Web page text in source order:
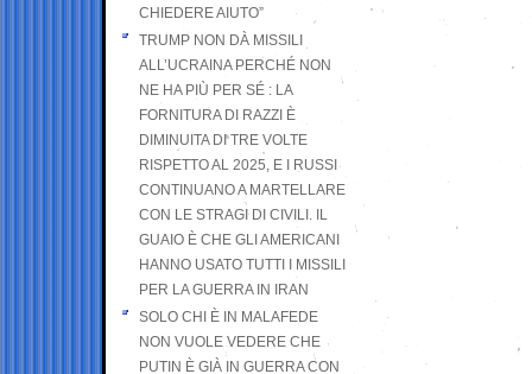
CHIEDERE AIUTO”
TRUMP NON DÀ MISSILI
ALL’UCRAINA PERCHÉ NON
NE HA PIÙ PER SÉ : LA
FORNITURA DI RAZZI È
DIMINUITA DI TRE VOLTE
RISPETTO AL 2025, E I RUSSI
CONTINUANO A MARTELLARE
CON LE STRAGI DI CIVILI. IL
GUAIO È CHE GLI AMERICANI
HANNO USATO TUTTI I MISSILI
PER LA GUERRA IN IRAN
SOLO CHI È IN MALAFEDE
NON VUOLE VEDERE CHE
PUTIN È GIÀ IN GUERRA CON